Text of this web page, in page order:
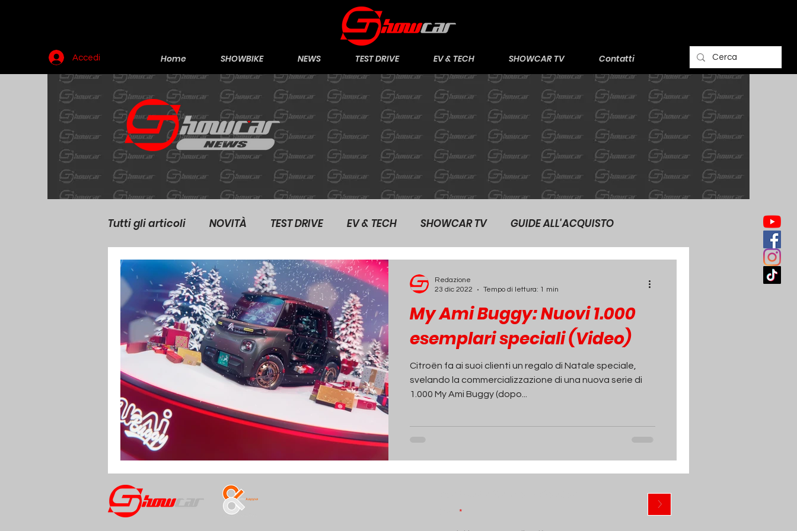
Accedi Home SHOWBIKE NEWS TEST DRIVE EV & TECH SHOWCAR TV Contatti
Tutti gli articoli NOVITÀ TEST DRIVE EV & TECH SHOWCAR TV GUIDE ALL'ACQUISTO
RENDERING MOTO ECONOMIA INCHIESTE
My Ami Buggy: Nuovi 1.000
esemplari speciali (Video)
Citroën fa ai suoi clienti un regalo di Natale speciale,
svelando la commercializzazione di una nuova serie di
1.000 My Ami Buggy (dopo...
Redazione
23 dic 2022
Tempo di lettura: 1 min
>